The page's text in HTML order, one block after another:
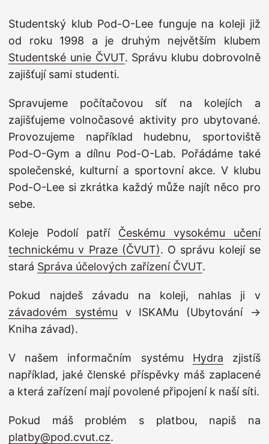
automaticky umožní přístup kartou uloženou
v Hydře. Tyto místnosti jsou označené
„Access“. Předávání: Klíče a detaily výpůjček
řešte prosím i nadále přes e-mailové
konference. Hezké léto, Katka, předsedkyně
klubu Pod-O-Lee
Studentský klub Pod-O-Lee funguje na koleji již
od roku 1998 a je druhým největším klubem
Studentské unie ČVUT. Správu klubu dobrovolně
zajišťují sami studenti.
Spravujeme počítačovou síť na kolejích a
zajišťujeme volnočasové aktivity pro ubytované.
Provozujeme například hudebnu, sportoviště
Pod-O-Gym a dílnu Pod-O-Lab. Pořádáme také
společenské, kulturní a sportovní akce. V klubu
Pod-O-Lee si zkrátka každý může najít něco pro
sebe.
Koleje Podolí patří Českému vysokému učení
technickému v Praze (ČVUT). O správu kolejí se
stará Správa účelových zařízení ČVUT.
Pokud najdeš závadu na koleji, nahlas ji v
závadovém systému v ISKAMu (Ubytování →
Kniha závad).
V našem informačním systému Hydra zjistíš
například, jaké členské příspěvky máš zaplacené
a která zařízení mají povolené připojení k naší síti.
Pokud máš problém s platbou, napiš na
platby@pod.cvut.cz.